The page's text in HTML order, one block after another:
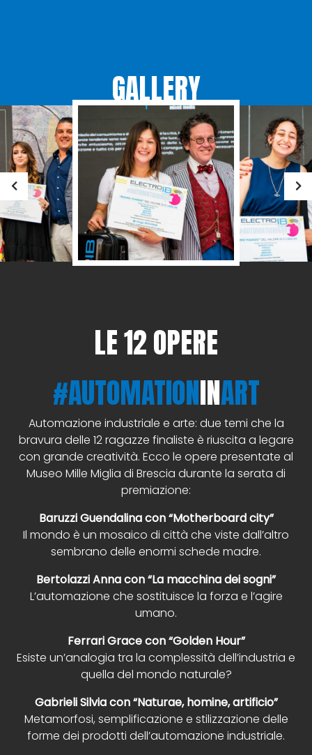
GALLERY
LE 12 OPERE
#AUTOMATIONINART
Automazione industriale e arte: due temi che la
bravura delle 12 ragazze finaliste è riuscita a legare
con grande creatività. Ecco le opere presentate al
Museo Mille Miglia di Brescia durante la serata di
premiazione:
Baruzzi Guendalina con “Motherboard city”
Il mondo è un mosaico di città che viste dall’altro
sembrano delle enormi schede madre.
Bertolazzi Anna con “La macchina dei sogni”
L’automazione che sostituisce la forza e l’agire
umano.
Ferrari Grace con “Golden Hour”
Esiste un’analogia tra la complessità dell’industria e
quella del mondo naturale?
Gabrieli Silvia con “Naturae, homine, artificio”
Metamorfosi, semplificazione e stilizzazione delle
forme dei prodotti dell’automazione industriale.